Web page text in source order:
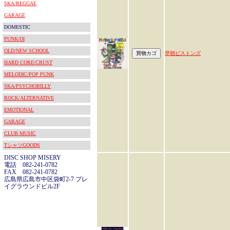
SKA/REGGAE
GARAGE
DOMESTIC
PUNK/OI
OLD/NEW SCHOOL
HARD CORE/CRUST
MELODIC/POP PUNK
SKA/PSYCHOBILLY
ROCK/ALTERNATIVE
EMOTIONAL
GARAGE
CLUB MUSIC
TシャツGOODS
DISC SHOP MISERY
電話 082-241-0782
FAX 082-241-0782
広島県広島市中区袋町2-7 プレ
イグラウンドビル2F
早朝ピストンズ